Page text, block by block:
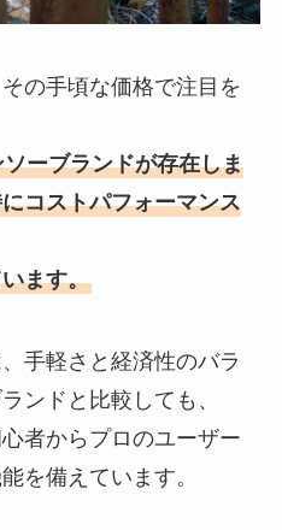
の手頃な価格で注目を
ーブランドが存在しま
コストパフォーマンス
ます。
手軽さと経済性のバラ
ンドと比較しても、
者からプロのユーザー
を備えています。